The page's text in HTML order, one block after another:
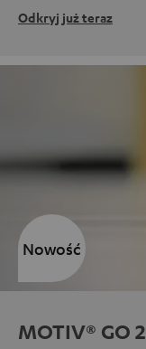
Odkryj już teraz
MOTIV® GO 2
Nowość